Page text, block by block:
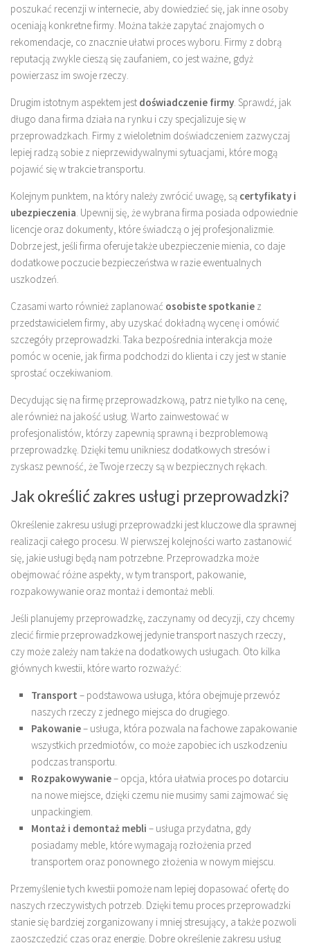
poszukać recenzji w internecie, aby dowiedzieć się, jak inne osoby
oceniają konkretne firmy. Można także zapytać znajomych o
rekomendacje, co znacznie ułatwi proces wyboru. Firmy z dobrą
reputacją zwykle cieszą się zaufaniem, co jest ważne, gdyż
powierzasz im swoje rzeczy.
Drugim istotnym aspektem jest doświadczenie firmy. Sprawdź, jak
długo dana firma działa na rynku i czy specjalizuje się w
przeprowadzkach. Firmy z wieloletnim doświadczeniem zazwyczaj
lepiej radzą sobie z nieprzewidywalnymi sytuacjami, które mogą
pojawić się w trakcie transportu.
Kolejnym punktem, na który należy zwrócić uwagę, są certyfikaty i
ubezpieczenia. Upewnij się, że wybrana firma posiada odpowiednie
licencje oraz dokumenty, które świadczą o jej profesjonalizmie.
Dobrze jest, jeśli firma oferuje także ubezpieczenie mienia, co daje
dodatkowe poczucie bezpieczeństwa w razie ewentualnych
uszkodzeń.
Czasami warto również zaplanować osobiste spotkanie z
przedstawicielem firmy, aby uzyskać dokładną wycenę i omówić
szczegóły przeprowadzki. Taka bezpośrednia interakcja może
pomóc w ocenie, jak firma podchodzi do klienta i czy jest w stanie
sprostać oczekiwaniom.
Decydując się na firmę przeprowadzkową, patrz nie tylko na cenę,
ale również na jakość usług. Warto zainwestować w
profesjonalistów, którzy zapewnią sprawną i bezproblemową
przeprowadzkę. Dzięki temu unikniesz dodatkowych stresów i
zyskasz pewność, że Twoje rzeczy są w bezpiecznych rękach.
Jak określić zakres usługi przeprowadzki?
Określenie zakresu usługi przeprowadzki jest kluczowe dla sprawnej
realizacji całego procesu. W pierwszej kolejności warto zastanowić
się, jakie usługi będą nam potrzebne. Przeprowadzka może
obejmować różne aspekty, w tym transport, pakowanie,
rozpakowywanie oraz montaż i demontaż mebli.
Jeśli planujemy przeprowadzkę, zaczynamy od decyzji, czy chcemy
zlecić firmie przeprowadzkowej jedynie transport naszych rzeczy,
czy może zależy nam także na dodatkowych usługach. Oto kilka
głównych kwestii, które warto rozważyć:
Transport – podstawowa usługa, która obejmuje przewóz
naszych rzeczy z jednego miejsca do drugiego.
Pakowanie– usługa, która pozwala na fachowe zapakowanie
wszystkich przedmiotów, co może zapobiec ich uszkodzeniu
podczas transportu.
Rozpakowywanie– opcja, która ułatwia proces po dotarciu
na nowe miejsce, dzięki czemu nie musimy sami zajmować się
unpackingiem.
Montaż i demontaż mebli – usługa przydatna, gdy
posiadamy meble, które wymagają rozłożenia przed
transportem oraz ponownego złożenia w nowym miejscu.
Przemyślenie tych kwestii pomoże nam lepiej dopasować ofertę do
naszych rzeczywistych potrzeb. Dzięki temu proces przeprowadzki
stanie się bardziej zorganizowany i mniej stresujący, a także pozwoli
zaoszczędzić czas oraz energię. Dobre określenie zakresu usług